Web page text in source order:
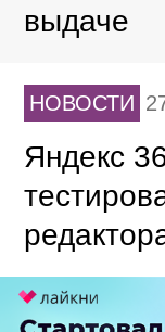
выдаче
НОВОСТИ
Яндекс